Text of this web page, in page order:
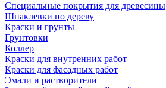
Специальные покрытия для древесины
Шпаклевки по дереву
Краски и грунты
Грунтовки
Коллер
Краски для внутренних работ
Краски для фасадных работ
Эмали и растворители